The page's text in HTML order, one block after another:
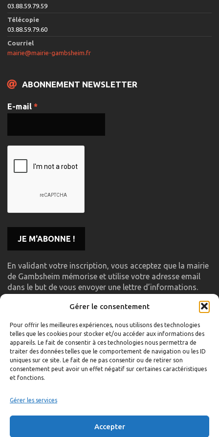
Gérer le consentement
Pour offrir les meilleures expériences, nous utilisons des technologies
telles que les cookies pour stocker et/ou accéder aux informations des
appareils. Le fait de consentir à ces technologies nous permettra de
traiter des données telles que le comportement de navigation ou les ID
uniques sur ce site. Le fait de ne pas consentir ou de retirer son
consentement peut avoir un effet négatif sur certaines caractéristiques
et fonctions.
Gérer les services
Accepter
03.88.59.79.59
Télécopie
03.88.59.79.60
Courriel
mairie@mairie-gambsheim.fr
ABONNEMENT NEWSLETTER
E-mail *
En validant votre inscription, vous acceptez que la mairie
de Gambsheim mémorise et utilise votre adresse email
dans le but de vous envoyer une lettre d’informations.
LIENS UTILES
Accueil
Formulaire de contact
Gambs TV
Mentions légales